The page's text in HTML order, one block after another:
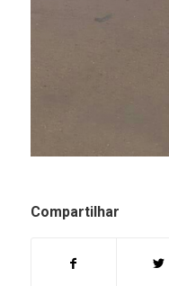
Compartilhar